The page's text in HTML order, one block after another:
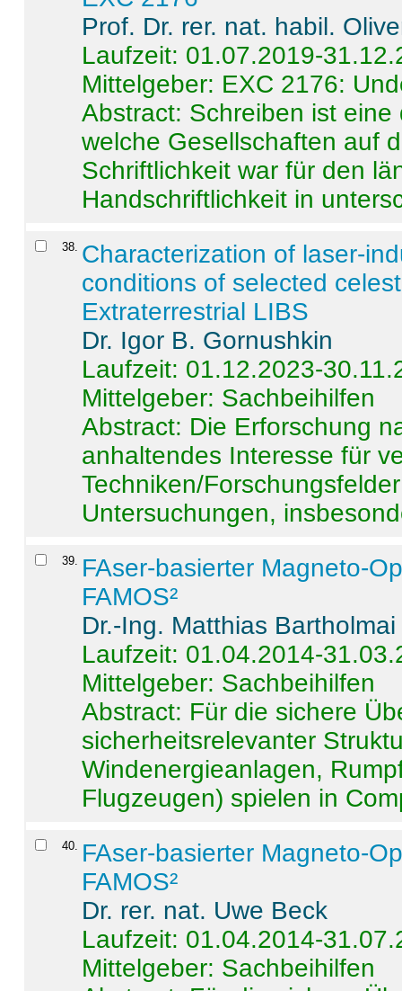
Prof. Dr. rer. nat. habil.
Laufzeit: 01.07.2019-
Mittelgeber: EXC 2176:
Abstract: Schreiben ist
welche Gesellschaften auf
Schriftlichkeit war für den
Handschriftlichkeit in
38. Characterization of laser-
conditions of selected
Extraterrestrial LIBS
Dr. Igor B. Gornushkin
Laufzeit: 01.12.2023-
Mittelgeber: Sachbeihilfen
Abstract: Die Erforschung
anhaltendes Interesse für
Techniken/
Untersuchungen,
39. FAser-basierter Magneto-
FAMOS²
Dr.-Ing. Matthias Bartholmai
Laufzeit: 01.04.2014-
Mittelgeber: Sachbeihilfen
Abstract: Für die sichere
sicherheitsrelevanter
Windenergieanlagen,
Flugzeugen) spielen in
40. FAser-basierter Magneto-
FAMOS²
Dr. rer. nat. Uwe Beck
Laufzeit: 01.04.2014-
Mittelgeber: Sachbeihilfen